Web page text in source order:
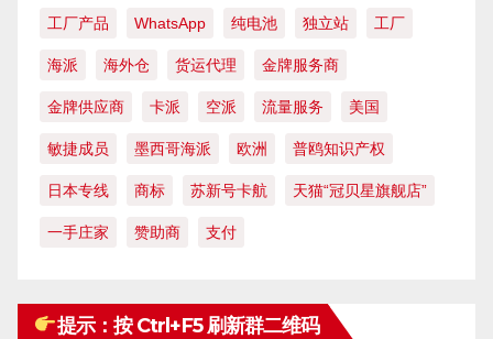
工厂产品 WhatsApp 纯电池 独立站 工厂
海派 海外仓 货运代理 金牌服务商
金牌供应商 卡派 空派 流量服务 美国
敏捷成员 墨西哥海派 欧洲 普鸥知识产权
日本专线 商标 苏新号卡航 天猫“冠贝星旗舰店”
一手庄家 赞助商 支付
提示：按 Ctrl+F5 刷新群二维码